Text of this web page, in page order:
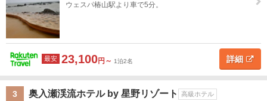
タ
イ
プ
ス
タ
ン
高
級
ホ
旅
館
高
級
旅
ペ
ン
シ
民
宿
貸
別
荘
森
す
て
ウェスパ椿山駅より車で5分。
最安 23,100円～ 1泊2名 詳細
3 奥入瀬渓流ホテル by 星野リゾート 高級ホテル